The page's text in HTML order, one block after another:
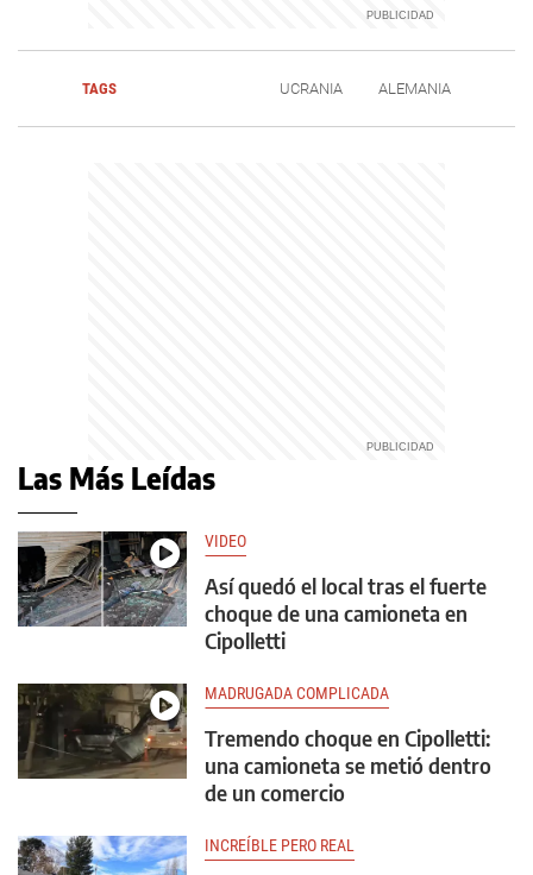
TAGS UCRANIA ALEMANIA
Las Más Leídas
VIDEO
Así quedó el local tras el fuerte
choque de una camioneta en
Cipolletti
MADRUGADA COMPLICADA
Tremendo choque en Cipolletti:
una camioneta se metió dentro
de un comercio
INCREÍBLE PERO REAL